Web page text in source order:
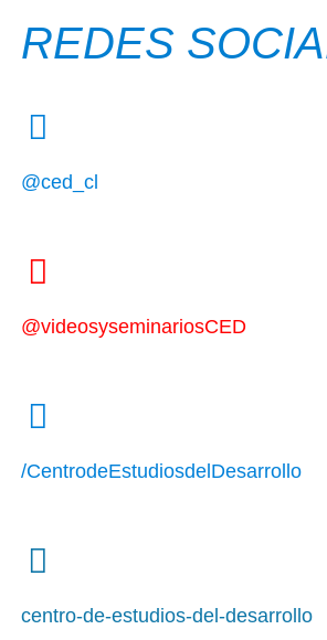
REDES
@ced_cl
@videosyseminariosCED
/CentrodeEstudiosdelDesarrollo
centro-de-estudios-del-desarrollo